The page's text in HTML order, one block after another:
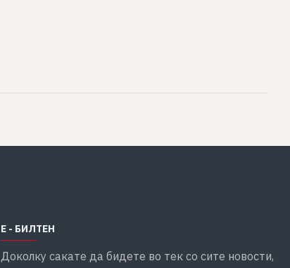
Е - БИЛТЕН
Доколку сакате да бидете во тек со сите новости,